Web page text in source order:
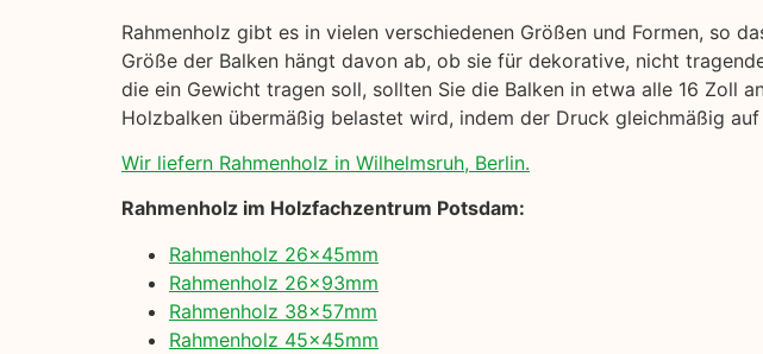
Rahmenholz gibt es in vielen verschiedenen Größen und Formen, so
Größe der Balken hängt davon ab, ob sie für dekorative, nicht
die ein Gewicht tragen soll, sollten Sie die Balken in etwa alle 16 Zoll
Holzbalken übermäßig belastet wird, indem der Druck gleichmäßig
Wir liefern Rahmenholz in Wilhelmsruh, Berlin.
Rahmenholz im Holzfachzentrum Potsdam:
Rahmenholz 26x45mm
Rahmenholz 26x93mm
Rahmenholz 38x57mm
Rahmenholz 45x45mm